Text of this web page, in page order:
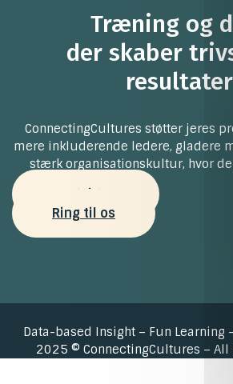
Træning og
der skaber
resultater
ConnectingCultures støtter jeres
mere inkluderende ledere, gladere
stærk organisationskultur, hvor
Kontakt os
Ring til os
Data-based Insight – Fun Learning
2025 © ConnectingCultures – All